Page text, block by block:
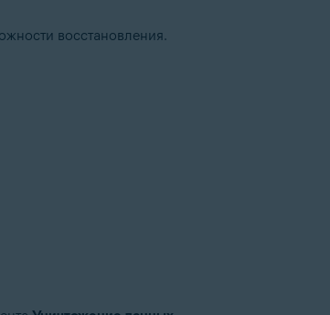
восстановления.